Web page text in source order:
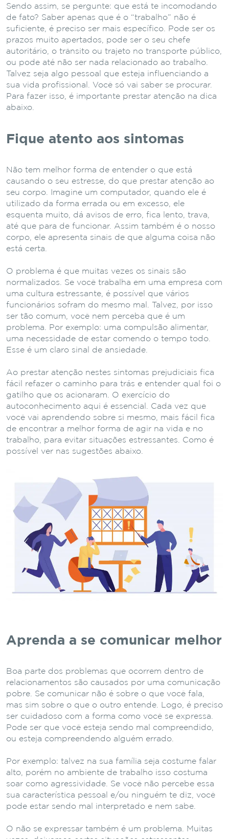
Sendo assim, se pergunte: que está te incomodando
de fato? Saber apenas que é o “trabalho” não é
suficiente, é preciso ser mais específico. Pode ser os
prazos muito apertados, pode ser o seu chefe
autoritário, o trânsito ou trajeto no transporte público,
ou pode até não ser nada relacionado ao trabalho.
Talvez seja algo pessoal que esteja influenciando a
sua vida profissional. Você só vai saber se procurar.
Para fazer isso, é importante prestar atenção na dica
abaixo.
Fique atento aos sintomas
Não tem melhor forma de entender o que está
causando o seu estresse, do que prestar atenção ao
seu corpo. Imagine um computador, quando ele é
utilizado da forma errada ou em excesso, ele
esquenta muito, dá avisos de erro, fica lento, trava,
até que para de funcionar. Assim também é o nosso
corpo, ele apresenta sinais de que alguma coisa não
está certa.
O problema é que muitas vezes os sinais são
normalizados. Se você trabalha em uma empresa com
uma cultura estressante, é possível que vários
funcionários sofram do mesmo mal. Talvez, por isso
ser tão comum, você nem perceba que é um
problema. Por exemplo: uma compulsão alimentar,
uma necessidade de estar comendo o tempo todo.
Esse é um claro sinal de ansiedade.
Ao prestar atenção nestes sintomas prejudiciais fica
fácil refazer o caminho para trás e entender qual foi o
gatilho que os acionaram. O exercício do
autoconhecimento aqui é essencial. Cada vez que
você vai aprendendo sobre si mesmo, mais fácil fica
de encontrar a melhor forma de agir na vida e no
trabalho, para evitar situações estressantes. Como é
possível ver nas sugestões abaixo.
Aprenda a se comunicar melhor
Boa parte dos problemas que ocorrem dentro de
relacionamentos são causados por uma comunicação
pobre. Se comunicar não é sobre o que você fala,
mas sim sobre o que o outro entende. Logo, é preciso
ser cuidadoso com a forma como você se expressa.
Pode ser que você esteja sendo mal compreendido,
ou esteja compreendendo alguém errado.
Por exemplo: talvez na sua família seja costume falar
alto, porém no ambiente de trabalho isso costuma
soar como agressividade. Se você não percebe essa
sua característica pessoal e/ou ninguém te diz, você
pode estar sendo mal interpretado e nem sabe.
O não se expressar também é um problema. Muitas